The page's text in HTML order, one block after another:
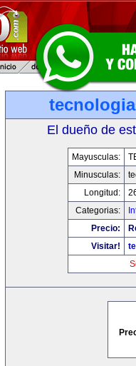
El dueño de
Mayusculas:
Minusculas:
Longitud:
Categorias:
Precio:
Visitar!